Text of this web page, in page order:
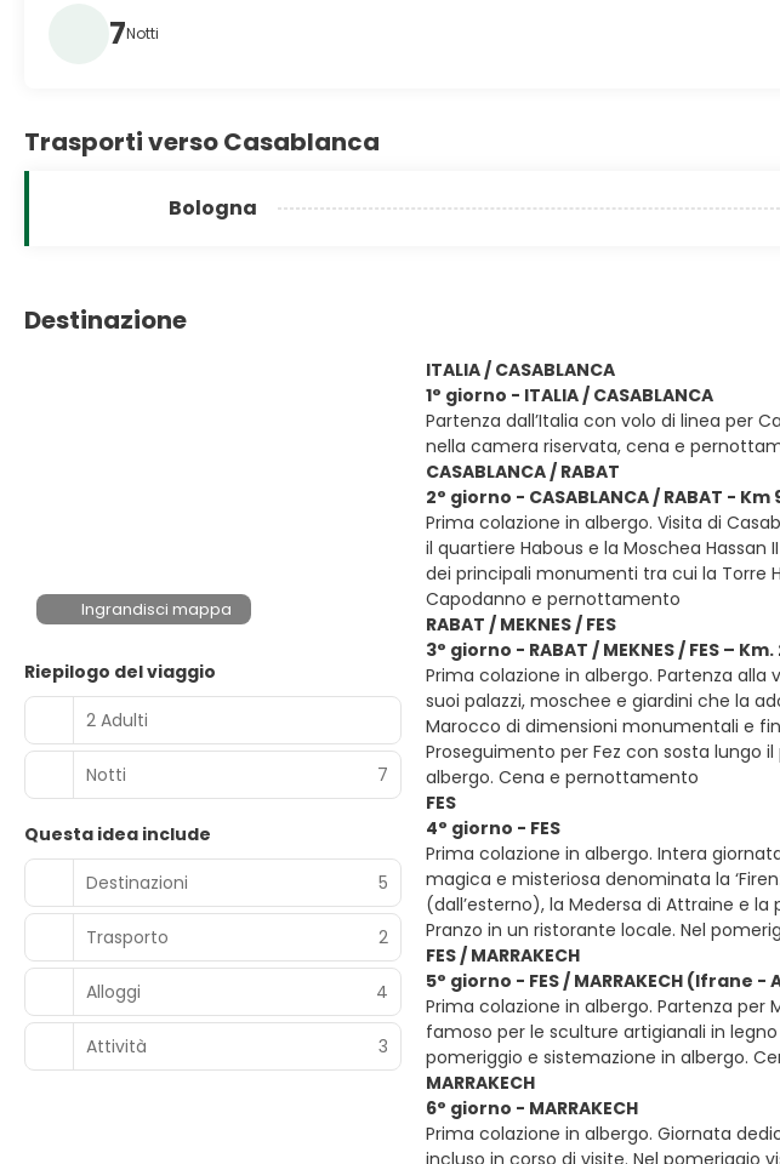
7Notti
Trasporti verso Casablanca
Bologna
Destinazione
Ingrandisci mappa
Riepilogo del viaggio
2 Adulti
Notti 7
Questa idea include
Destinazioni
5
Trasporto 2
Alloggi 4
Attività 3
ITALIA / CASABLANCA
1° giorno - ITALIA / CASABLANCA
Partenza dall’Italia con volo di linea per
nella camera riservata, cena e
CASABLANCA / RABAT
2° giorno - CASABLANCA / RABAT - Km
Prima colazione in albergo. Visita di
il quartiere Habous e la Moschea
dei principali monumenti tra cui la Torre
Capodanno e pernottamento
RABAT / MEKNES / FES
3° giorno - RABAT / MEKNES / FES –
Prima colazione in albergo. Partenza
suoi palazzi, moschee e giardini che la
Marocco di dimensioni monumentali e
Proseguimento per Fez con sosta lungo
albergo. Cena e pernottamento
FES
4° giorno - FES
Prima colazione in albergo. Intera
magica e misteriosa denominata la
(dall’esterno), la Medersa di Attraine e
Pranzo in un ristorante locale. Nel
FES / MARRAKECH
5° giorno - FES / MARRAKECH (Ifrane
Prima colazione in albergo. Partenza per
famoso per le sculture artigianali in
pomeriggio e sistemazione in albergo.
MARRAKECH
6° giorno - MARRAKECH
Prima colazione in albergo. Giornata
incluso in corso di visite. Nel pomeriggio